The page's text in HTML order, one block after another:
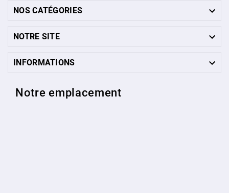
NOS CATÉGORIES 
NOTRE SITE 
INFORMATIONS 
Notre emplacement